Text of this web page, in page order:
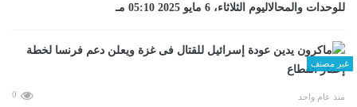
للوحدات والمحالاليوم الثلاثاء، 6 مايو 2025 05:10 مـ
غير مصنف
منذ عام واحد 0